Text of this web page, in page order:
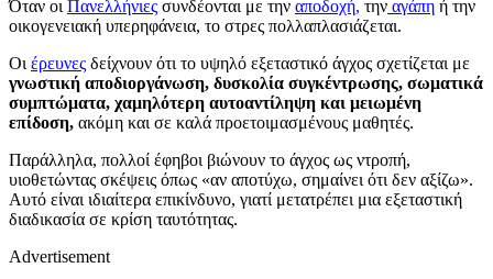
Όταν οι Πανελλήνιες συνδέονται με την αποδοχή, την αγάπη ή την
οικογενειακή υπερηφάνεια, το στρες πολλαπλασιάζεται.
Οι έρευνες δείχνουν ότι το υψηλό εξεταστικό άγχος σχετίζεται με
γνωστική αποδιοργάνωση, δυσκολία συγκέντρωσης, σωματικά
συμπτώματα, χαμηλότερη αυτοαντίληψη και μειωμένη
επίδοση, ακόμη και σε καλά προετοιμασμένους μαθητές.
Παράλληλα, πολλοί έφηβοι βιώνουν το άγχος ως ντροπή,
υιοθετώντας σκέψεις όπως «αν αποτύχω, σημαίνει ότι δεν αξίζω».
Αυτό είναι ιδιαίτερα επικίνδυνο, γιατί μετατρέπει μια εξεταστική
διαδικασία σε κρίση ταυτότητας.
Advertisement